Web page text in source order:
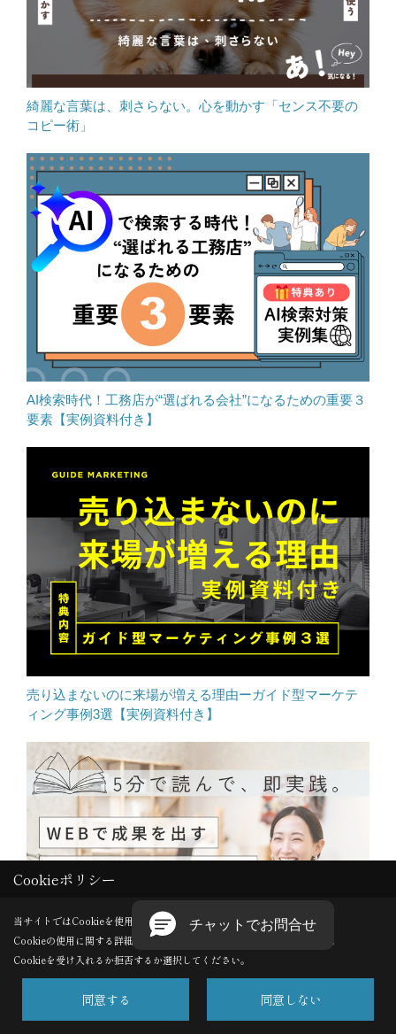
綺麗な言葉は、刺さらない。心を動かす「センス不要の
コピー術」
AI検索時代！工務店が“選ばれる会社”になるための重要３
要素【実例資料付き】
売り込まないのに来場が増える理由ーガイド型マーケテ
ィング事例3選【実例資料付き】
Cookieポリシー
当サイトではCookieを使用します。
Cookieの使用に関する詳細は 「プライバシーポリシー
」をご覧ください。
Cookieを受け入れるか拒否するか選択してください。
同意する 同意しない